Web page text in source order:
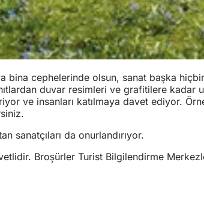
bina cephelerinde olsun, sanat başka
duvar resimleri ve grafitilere
ve insanları katılmaya davet ediyor.
sanatçıları da onurlandırıyor.
Broşürler Turist Bilgilendirme